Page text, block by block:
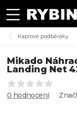
Kaprové podběráky
Mikado
Landing Net
0 hodnocení